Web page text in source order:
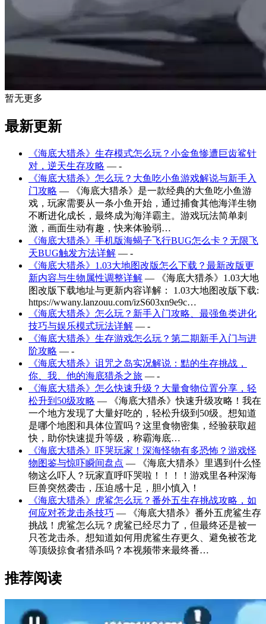
暂无更多
最新更新
《海底大猎杀》生存模式怎么玩？小金鱼惨遭巨齿鲨针
对，逆天生存攻略 — -
《海底大猎杀》怎么玩？大鱼吃小鱼游戏解说与新手入
门攻略 — 《海底大猎杀》是一款经典的大鱼吃小鱼游
戏，玩家需要从一条小鱼开始，通过捕食其他海洋生物
不断进化成长，最终成为海洋霸主。游戏玩法简单刺
激，画面生动有趣，快来体验弱…
《海底大猎杀》手机版海蝎子飞行BUG怎么卡？无限飞
天BUG触发方法详解 — -
《海底大猎杀》1.03大地图改版怎么下载？最新改版更
新内容与生物属性调整详解 — 《海底大猎杀》1.03大地
图改版下载地址与更新内容详解： 1.03大地图改版下载:
https://wwany.lanzouu.com/izS603xn9e9c…
《海底大猎杀》怎么玩？新手入门攻略、最强鱼类进化
技巧与娱乐模式玩法详解 — -
《海底大猎杀》生存游戏怎么玩？第二期新手入门与进
阶攻略 — -
《海底大猎杀》诅咒之岛实况解说：黠的生存挑战，
你、我、他的海底猎杀之旅 — -
《海底大猎杀》怎么快速升级？大量食物位置分享，轻
松升到50级攻略 — 《海底大猎杀》快速升级攻略！我在
一个地方发现了大量好吃的，轻松升级到50级。想知道
是哪个地图和具体位置吗？这里食物密集，经验获取超
快，助你快速提升等级，称霸海底…
《海底大猎杀》吓哭玩家！深海怪物有多恐怖？游戏怪
物图鉴与惊吓瞬间盘点 — 《海底大猎杀》里遇到什么怪
物这么吓人？玩家直呼吓哭啦！！！！游戏里各种深海
巨兽突然袭击，压迫感十足，胆小慎入！
《海底大猎杀》虎鲨怎么玩？番外五生存挑战攻略，如
何应对苍龙击杀技巧 — 《海底大猎杀》番外五虎鲨生存
挑战！虎鲨怎么玩？虎鲨已经尽力了，但最终还是被一
只苍龙击杀。想知道如何用虎鲨生存更久、避免被苍龙
等顶级掠食者猎杀吗？本视频带来最终番…
推荐阅读